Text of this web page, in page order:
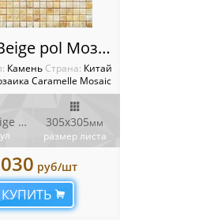
Onice Beige pol Мозаика Caramelle mosaica оникс
Камень Cтрана: Китай
Caramelle Mosaic
Onice Beige pol 305x305мм
размер листа
руб/шт
КУПИТЬ